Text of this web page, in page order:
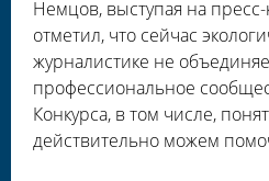
Немцов, выступая на
отметил, что сейчас
журналистике не
профессиональное
Конкурса, в том числе,
действительно можем